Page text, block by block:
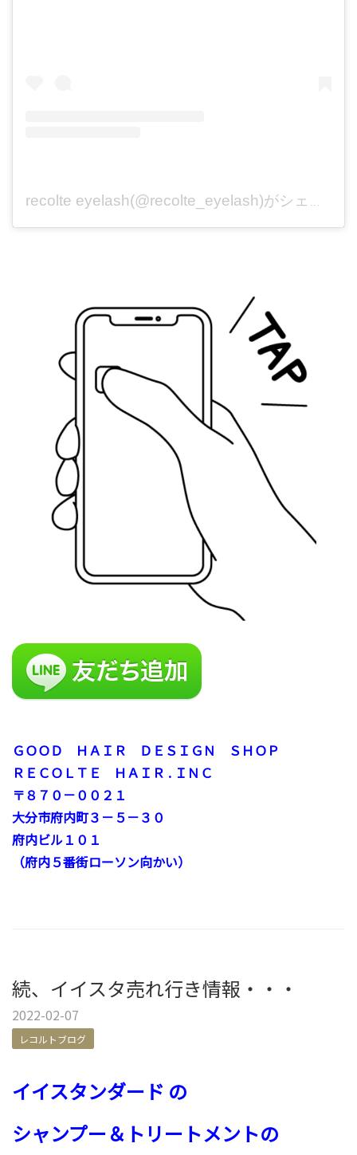
recolte eyelash(@recolte_eyelash)がシェアした投稿
ＧＯＯＤ ＨＡＩＲ ＤＥＳＩＧＮ ＳＨＯＰ
ＲＥＣＯＬＴＥ ＨＡＩＲ . ＩＮＣ
〒８７０－００２１
大分市府内町３－５－３０
府内ビル１０１
（府内５番街ローソン向かい）
続、イイスタ売れ行き情報・・・
2022-02-07
レコルトブログ
イイスタンダード の
シャンプー＆トリートメントの